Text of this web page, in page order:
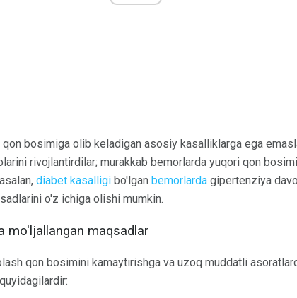
bosimiga olib keladigan asosiy kasalliklarga ega
rivojlantirdilar; murakkab bemorlarda yuqori qon
diabet kasalligi bo'lgan bemorlarda gipertenziya
o'z ichiga olishi mumkin.
mo'ljallangan maqsadlar
qon bosimini kamaytirishga va uzoq muddatli